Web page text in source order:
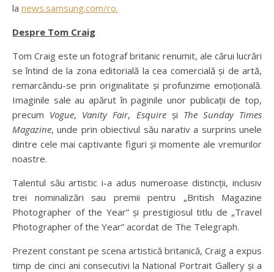
la news.samsung.com/ro.
Despre Tom Craig
Tom Craig este un fotograf britanic renumit, ale cărui lucrări
se întind de la zona editorială la cea comercială și de artă,
remarcându-se prin originalitate și profunzime emoțională.
Imaginile sale au apărut în paginile unor publicații de top,
precum Vogue, Vanity Fair, Esquireși The Sunday Times
Magazine, unde prin obiectivul său narativ a surprins unele
dintre cele mai captivante figuri și momente ale vremurilor
noastre.
Talentul său artistic i-a adus numeroase distincții, inclusiv
trei nominalizări sau premii pentru „British Magazine
Photographer of the Year” și prestigiosul titlu de „Travel
Photographer of the Year” acordat de The Telegraph.
Prezent constant pe scena artistică britanică, Craig a expus
timp de cinci ani consecutivi la National Portrait Gallery și a